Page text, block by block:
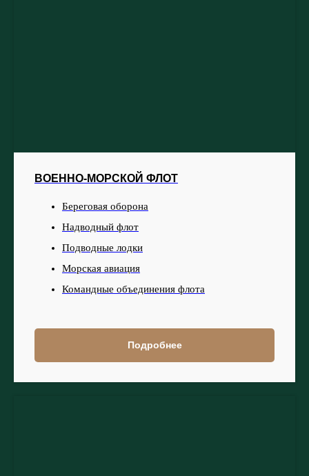
ВОЕННО-МОРСКОЙ ФЛОТ
Береговая оборона
Надводный флот
Подводные лодки
Морская авиация
Командные объединения флота
Подробнее